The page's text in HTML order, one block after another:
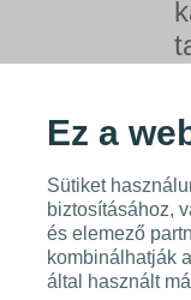
Ez a
Sütiket
biztosításához,
és elemező
kombinálhatják
által használt